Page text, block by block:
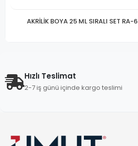
AKRİLİK BOYA 25 ML SIRALI SET RA-6
Hızlı Teslimat
2-7 iş günü içinde kargo teslimi